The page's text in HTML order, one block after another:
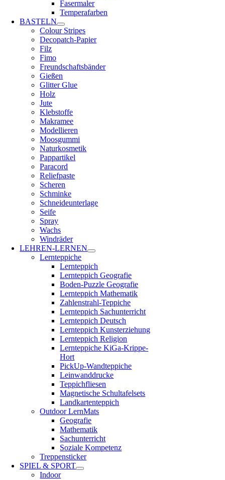
Fasermaler
Temperafarben
BASTELN
Colour Stripes
Decopatch-Papier
Filz
Fimo
Freundschaftsbänder
Gießen
Glitter Glue
Holz
Jute
Klebstoffe
Makramee
Modellieren
Moosgummi
Naturkosmetik
Pappartikel
Paracord
Reliefpaste
Scheren
Schminke
Schneideunterlage
Seife
Spray
Wachs
Windräder
LEHREN-LERNEN
Lernteppiche
Lernteppich
Lernteppich Geografie
Boden-Puzzle Geografie
Lernteppich Mathematik
Zahlenstrahl-Teppiche
Lernteppich Sachunterricht
Lernteppich Deutsch
Lernteppich Kunsterziehung
Lernteppich Religion
Lernteppiche KiGa-Krippe-
Hort
PickUp-Wandteppiche
Leinwanddrucke
Teppichfliesen
Magnetische Schultafelsets
Landkartenteppich
Outdoor LernMats
Geografie
Mathematik
Sachunterricht
Soziale Kompetenz
Treppensticker
SPIEL & SPORT
Indoor